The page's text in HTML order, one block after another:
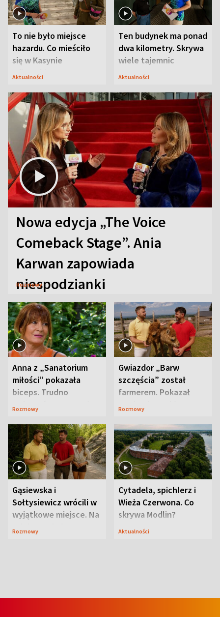
To nie było miejsce
hazardu. Co mieściło
się w Kasynie
Oficerskim?
Aktualności
Ten budynek ma ponad
dwa kilometry. Skrywa
wiele tajemnic
Aktualności
Nowa edycja „The Voice
Comeback Stage”. Ania
Karwan zapowiada
niespodzianki
Rozmowy
Anna z „Sanatorium
miłości” pokazała
biceps. Trudno
uwierzyć, co przeszła
Rozmowy
Gwiazdor „Barw
szczęścia” został
farmerem. Pokazał
swoje niezwykłe
Rozmowy
Gąsiewska i
Sołtysiewicz wrócili w
wyjątkowe miejsce. Na
szlaku czekał
Rozmowy
Cytadela, spichlerz i
Wieża Czerwona. Co
skrywa Modlin?
Aktualności